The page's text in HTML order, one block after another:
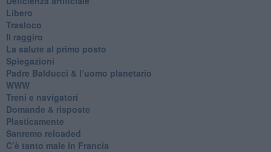
Libero
Trasloco
Il raggiro
​La salute al primo posto
Spiegazioni
Padre Balducci & l’uomo planetario
WWW
​Treni e navigatori
​Domande & risposte
​Plasticamente
Sanremo reloaded
C’è tanto male in Francia